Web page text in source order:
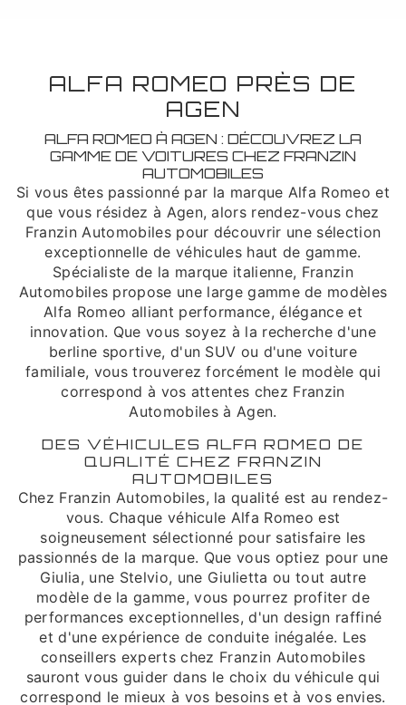
ALFA ROMEO PRÈS DE
AGEN
ALFA ROMEO À AGEN : DÉCOUVREZ LA
GAMME DE VOITURES CHEZ FRANZIN
AUTOMOBILES
Si vous êtes passionné par la marque Alfa Romeo et
que vous résidez à Agen, alors rendez-vous chez
Franzin Automobiles pour découvrir une sélection
exceptionnelle de véhicules haut de gamme.
Spécialiste de la marque italienne, Franzin
Automobiles propose une large gamme de modèles
Alfa Romeo alliant performance, élégance et
innovation. Que vous soyez à la recherche d'une
berline sportive, d'un SUV ou d'une voiture
familiale, vous trouverez forcément le modèle qui
correspond à vos attentes chez Franzin
Automobiles à Agen.
DES VÉHICULES ALFA ROMEO DE
QUALITÉ CHEZ FRANZIN
AUTOMOBILES
Chez Franzin Automobiles, la qualité est au rendez-
vous. Chaque véhicule Alfa Romeo est
soigneusement sélectionné pour satisfaire les
passionnés de la marque. Que vous optiez pour une
Giulia, une Stelvio, une Giulietta ou tout autre
modèle de la gamme, vous pourrez profiter de
performances exceptionnelles, d'un design raffiné
et d'une expérience de conduite inégalée. Les
conseillers experts chez Franzin Automobiles
sauront vous guider dans le choix du véhicule qui
correspond le mieux à vos besoins et à vos envies.